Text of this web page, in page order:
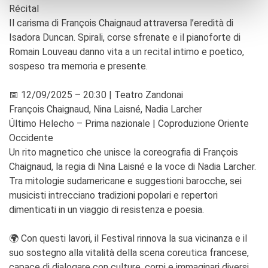
Récital
Il carisma di François Chaignaud attraversa l’eredità di
Isadora Duncan. Spirali, corse sfrenate e il pianoforte di
Romain Louveau danno vita a un recital intimo e poetico,
sospeso tra memoria e presente.
📅 12/09/2025 – 20:30 | Teatro Zandonai
François Chaignaud, Nina Laisné, Nadia Larcher
Último Helecho – Prima nazionale | Coproduzione Oriente
Occidente
Un rito magnetico che unisce la coreografia di François
Chaignaud, la regia di Nina Laisné e la voce di Nadia Larcher.
Tra mitologie sudamericane e suggestioni barocche, sei
musicisti intrecciano tradizioni popolari e repertori
dimenticati in un viaggio di resistenza e poesia.
🌍 Con questi lavori, il Festival rinnova la sua vicinanza e il
suo sostegno alla vitalità della scena coreutica francese,